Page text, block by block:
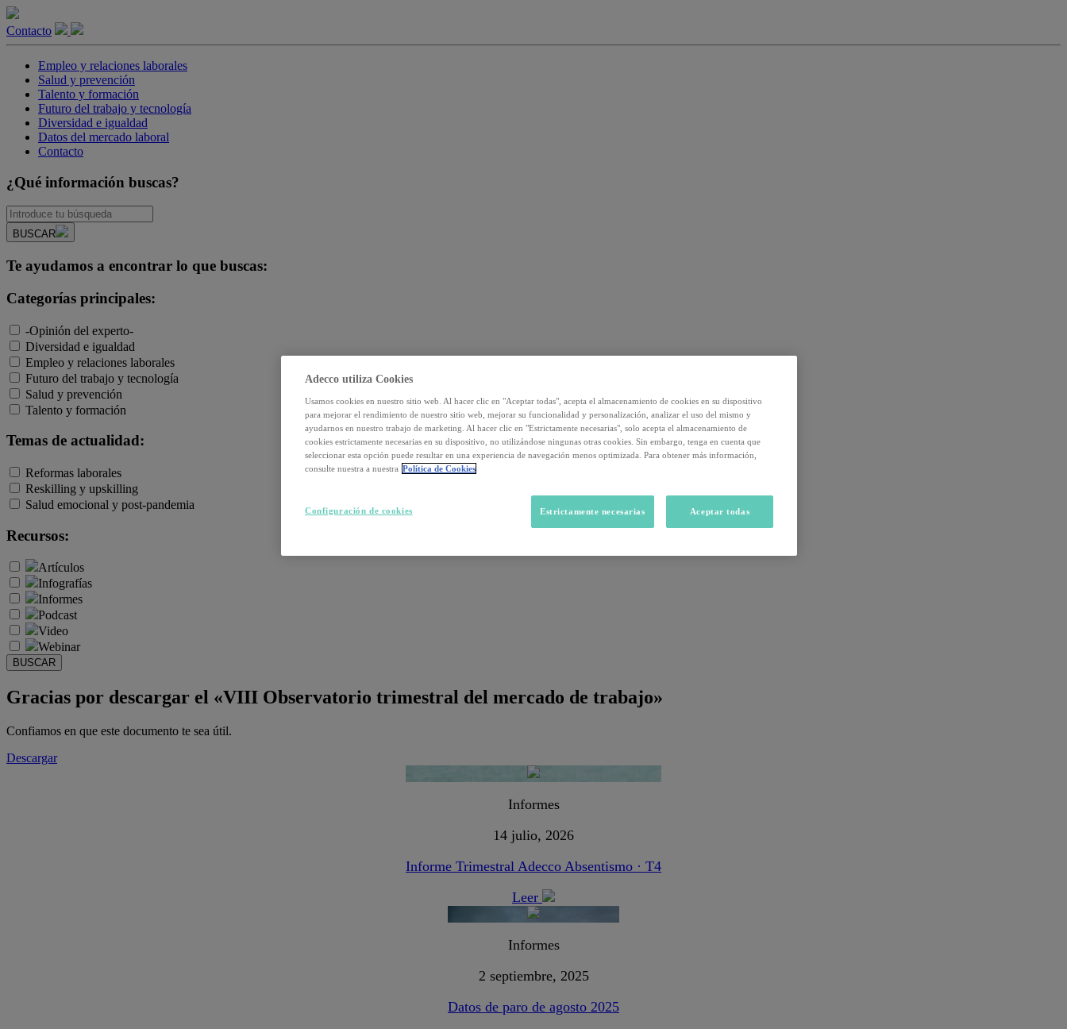
Contacto
Empleo y relaciones laborales
Salud y prevención
Talento y formación
Futuro del trabajo y tecnología
Diversidad e igualdad
Datos del mercado laboral
Contacto
¿Qué información buscas?
BUSCAR
Te ayudamos a encontrar lo que buscas:
Categorías principales:
-Opinión del experto-
Diversidad e igualdad
Empleo y relaciones laborales
Futuro del trabajo y tecnología
Salud y prevención
Talento y formación
Temas de actualidad:
Reformas laborales
Reskilling y upskilling
Salud emocional y post-pandemia
Recursos:
Artículos
Infografías
Informes
Podcast
Video
Webinar
BUSCAR
Gracias por descargar el «VIII Observatorio trimestral del mercado de trabajo»
Confiamos en que este documento te sea útil.
Descargar
Informes
14 julio, 2026
Informe Trimestral Adecco Absentismo · T4
Leer
Informes
2 septiembre, 2025
Datos de paro de agosto 2025
Adecco utiliza Cookies
Usamos cookies en nuestro sitio web. Al hacer clic en "Aceptar todas", acepta el almacenamiento de cookies en su dispositivo
para mejorar el rendimiento de nuestro sitio web, mejorar su funcionalidad y personalización, analizar el uso del mismo y
ayudarnos en nuestro trabajo de marketing. Al hacer clic en "Estrictamente necesarias", solo acepta el almacenamiento de
cookies estrictamente necesarias en su dispositivo, no utilizándose ningunas otras cookies. Sin embargo, tenga en cuenta que
seleccionar esta opción puede resultar en una experiencia de navegación menos optimizada. Para obtener más información,
consulte nuestra a nuestra Política de Cookies
Estrictamente necesarias Aceptar todas
Configuración de cookies